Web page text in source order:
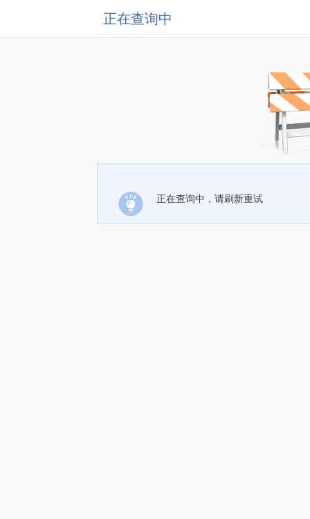
正在查询中
正在查询中，请刷新重试